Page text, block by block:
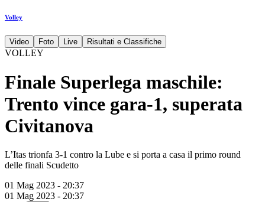
Volley
Video Foto Live Risultati e Classifiche
VOLLEY
Finale Superlega maschile:
Trento vince gara-1, superata
Civitanova
L’Itas trionfa 3-1 contro la Lube e si porta a casa il primo round
delle finali Scudetto
01 Mag 2023 - 20:37
01 Mag 2023 - 20:37